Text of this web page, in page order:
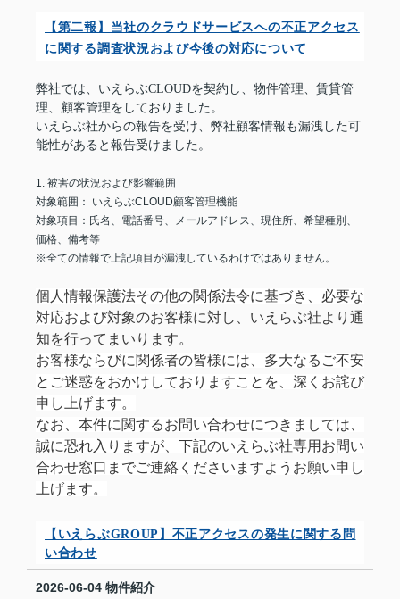
【第二報】当社のクラウドサービスへの不正アクセス
に関する調査状況および今後の対応について
弊社では、いえらぶCLOUDを契約し、物件管理、賃貸管
理、顧客管理をしておりました。
いえらぶ社からの報告を受け、弊社顧客情報も漏洩した可
能性があると報告受けました。
1. 被害の状況および影響範囲
対象範囲：
いえらぶCLOUD顧客管理機能
対象項目：氏名、電話番号、メールアドレス、現住所、希望種別、
価格、備考等
※全ての情報で上記項目が漏洩しているわけではありません。
個人情報保護法その他の関係法令に基づき、必要な
対応および対象のお客様に対し、いえらぶ社より 通
知を行ってまいります。
お客様ならびに関係者の皆様には、多大なるご不安
とご迷惑をおかけしておりますことを、深くお詫び
申し上げます。
なお、本件に関するお問い合わせにつきましては、
誠に恐れ入りますが、下記のいえらぶ社専用お問い
合わせ窓口までご連絡くださいますようお願い申し
上げます。
【いえらぶGROUP】不正アクセスの発生に関する問
い合わせ
2026-06-04 物件紹介